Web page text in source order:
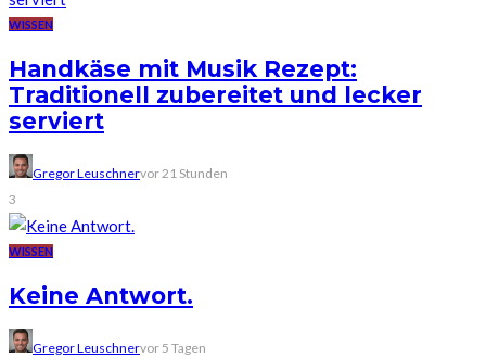
WISSEN
Handkäse mit Musik Rezept:
Traditionell zubereitet und lecker
serviert
Gregor Leuschnervor 21 Stunden
3
WISSEN
Keine Antwort.
Gregor Leuschnervor 5 Tagen